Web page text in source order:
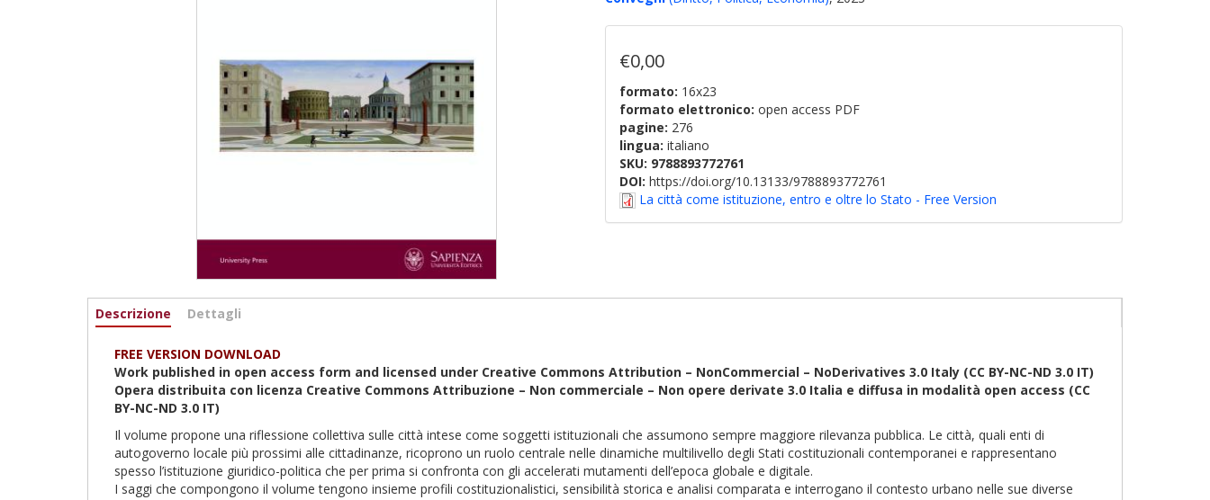
€0,00
formato: 16x23
formato elettronico: open access PDF
pagine: 276
lingua: italiano
SKU: 9788893772761
DOI: https://doi.org/10.13133/9788893772761
La città come istituzione, entro e oltre lo Stato - Free Version
Informazioni
Descrizione (active
Dettagli
FREE VERSION DOWNLOAD
Work published in open access form and licensed under Creative Commons Attribution – NonCommercial – NoDerivatives 3.0 Italy (CC BY-NC-ND 3.0 IT)
Opera distribuita con licenza Creative Commons Attribuzione – Non commerciale – Non opere derivate 3.0 Italia e diffusa in modalità open access (CC
BY-NC-ND 3.0 IT)
Il volume propone una riflessione collettiva sulle città intese come soggetti istituzionali che assumono sempre maggiore rilevanza pubblica. Le città, quali enti di
autogoverno locale più prossimi alle cittadinanze, ricoprono un ruolo centrale nelle dinamiche multilivello degli Stati costituzionali contemporanei e rappresentano
spesso l’istituzione giuridico-politica che per prima si confronta con gli accelerati mutamenti dell’epoca globale e digitale.
I saggi che compongono il volume tengono insieme profili costituzionalistici, sensibilità storica e analisi comparata e interrogano il contesto urbano nelle sue diverse